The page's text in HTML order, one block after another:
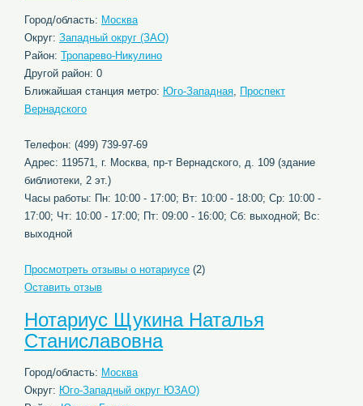
Город/область: Москва
Округ: Западный округ (ЗАО)
Район: Тропарево-Никулино
Другой район: 0
Ближайшая станция метро: Юго-Западная, Проспект
Вернадского
Телефон: (499) 739-97-69
Адрес: 119571, г. Москва, пр-т Вернадского, д. 109 (здание
библиотеки, 2 эт.)
Часы работы: Пн: 10:00 - 17:00; Вт: 10:00 - 18:00; Ср: 10:00 -
17:00; Чт: 10:00 - 17:00; Пт: 09:00 - 16:00; Сб: выходной; Вс:
выходной
Просмотреть отзывы о нотариусе (2)
Оставить отзыв
Нотариус Щукина Наталья
Станиславовна
Город/область: Москва
Округ: Юго-Западный округ ЮЗАО)